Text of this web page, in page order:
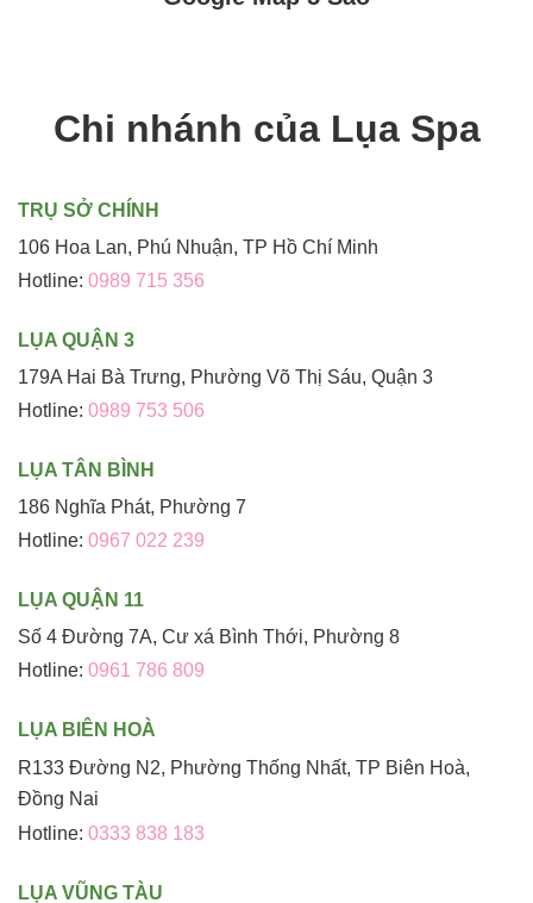
Chi nhánh của Lụa Spa
TRỤ SỞ CHÍNH
106 Hoa Lan, Phú Nhuận, TP Hồ Chí Minh
Hotline: 0989 715 356
LỤA QUẬN 3
179A Hai Bà Trưng, Phường Võ Thị Sáu, Quận 3
Hotline: 0989 753 506
LỤA TÂN BÌNH
186 Nghĩa Phát, Phường 7
Hotline: 0967 022 239
LỤA QUẬN 11
Số 4 Đường 7A, Cư xá Bình Thới, Phường 8
Hotline: 0961 786 809
LỤA BIÊN HOÀ
R133 Đường N2, Phường Thống Nhất, TP Biên Hoà,
Đồng Nai
Hotline: 0333 838 183
LỤA VŨNG TÀU